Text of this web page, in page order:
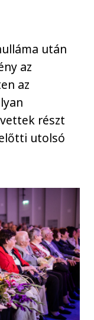
után
az
az
részt
utolsó